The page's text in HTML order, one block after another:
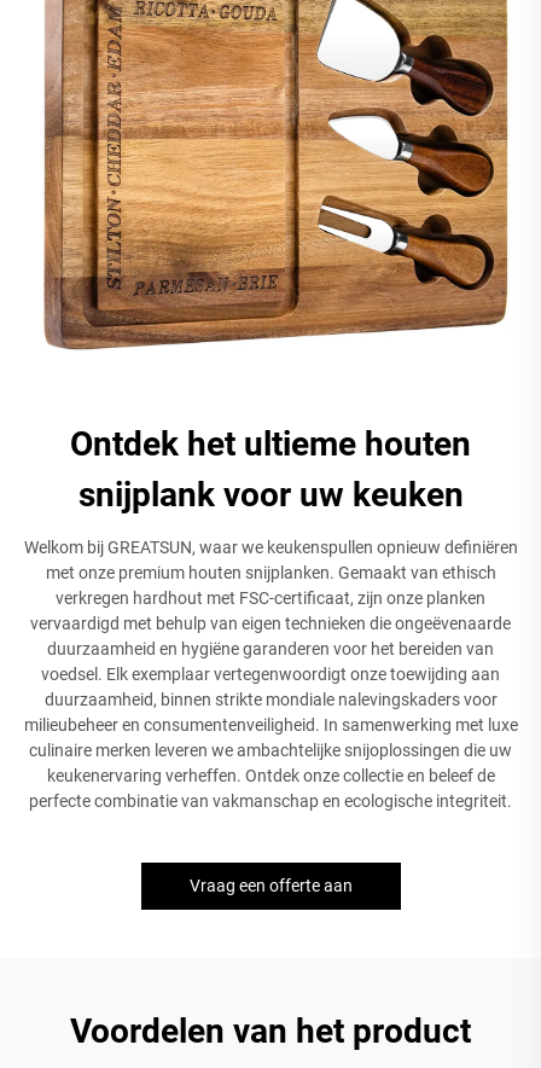
Ontdek het ultieme houten
snijplank voor uw keuken
Welkom bij GREATSUN, waar we keukenspullen opnieuw definiëren
met onze premium houten snijplanken. Gemaakt van ethisch
verkregen hardhout met FSC-certificaat, zijn onze planken
vervaardigd met behulp van eigen technieken die ongeëvenaarde
duurzaamheid en hygiëne garanderen voor het bereiden van
voedsel. Elk exemplaar vertegenwoordigt onze toewijding aan
duurzaamheid, binnen strikte mondiale nalevingskaders voor
milieubeheer en consumentenveiligheid. In samenwerking met luxe
culinaire merken leveren we ambachtelijke snijoplossingen die uw
keukenervaring verheffen. Ontdek onze collectie en beleef de
perfecte combinatie van vakmanschap en ecologische integriteit.
Vraag een offerte aan
Voordelen van het product